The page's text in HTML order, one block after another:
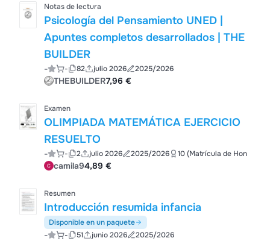
Notas de lectura
Psicología del Pensamiento UNED |
Apuntes completos desarrollados | THE
BUILDER
- - 82 julio 2026 2025/2026
THEBUILDER7,96 €
Examen
OLIMPIADA MATEMÁTICA EJERCICIO
RESUELTO
- - 2 julio 2026 2025/2026 10 (Matrícula de Hon
camila94,89 €
Resumen
Introducción resumida infancia
Disponible en un paquete
- - 51 junio 2026 2025/2026